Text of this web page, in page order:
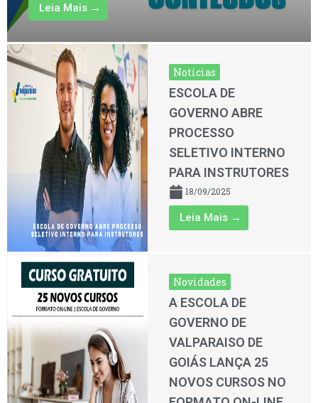
Leia Mais →
Notícias
ESCOLA DE
GOVERNO ABRE
PROCESSO
SELETIVO INTERNO
PARA INSTRUTORES
18/09/2025
Leia Mais →
Novidades
A ESCOLA DE
GOVERNO DE
VALPARAISO DE
GOIÁS LANÇA 25
NOVOS CURSOS NO